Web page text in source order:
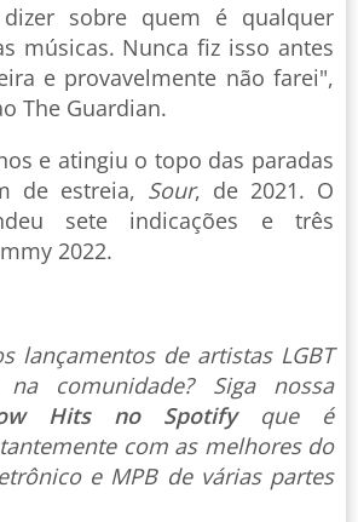
sobre quem é qualquer
músicas. Nunca fiz isso antes
e provavelmente não farei",
The Guardian.
e atingiu o topo das paradas
de estreia, Sour, de 2021. O
sete indicações e três
2022.
lançamentos de artistas LGBT
comunidade? Siga nossa
Hits no Spotify que é
com as melhores do
e MPB de várias partes